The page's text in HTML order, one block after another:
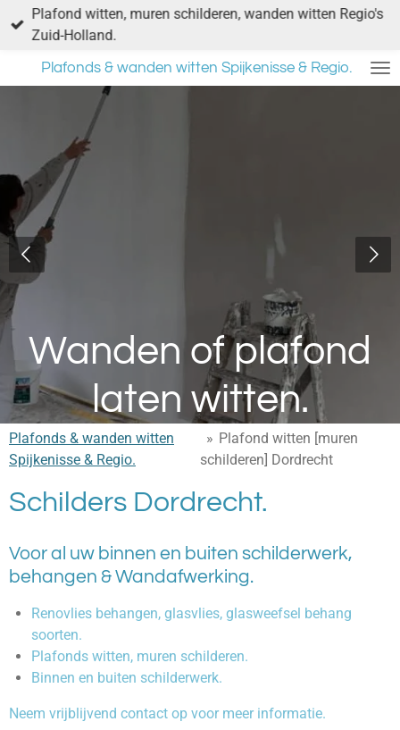
Ga
direct
de
Plafonds & wanden witten Spijkenisse & Regio.
Plafond witten, muren schilderen, wanden witten Regio's
Zuid-Holland.
Wanden of plafond
laten witten.
Plafonds & wanden witten
Spijkenisse & Regio.
» Plafond witten [muren
schilderen] Dordrecht
Schilders Dordrecht.
Voor al uw binnen en buiten schilderwerk,
behangen & Wandafwerking.
Renovlies behangen, glasvlies, glasweefsel behang
soorten.
Plafonds witten, muren schilderen.
Binnen en buiten schilderwerk.
Neem vrijblijvend contact op voor meer informatie.